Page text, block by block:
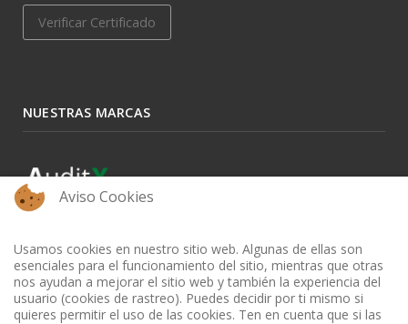
Verificar Certificado
NUESTRAS MARCAS
Aviso Cookies
Usamos cookies en nuestro sitio web. Algunas de ellas son
esenciales para el funcionamiento del sitio, mientras que otras
nos ayudan a mejorar el sitio web y también la experiencia del
usuario (cookies de rastreo). Puedes decidir por ti mismo si
quieres permitir el uso de las cookies. Ten en cuenta que si las